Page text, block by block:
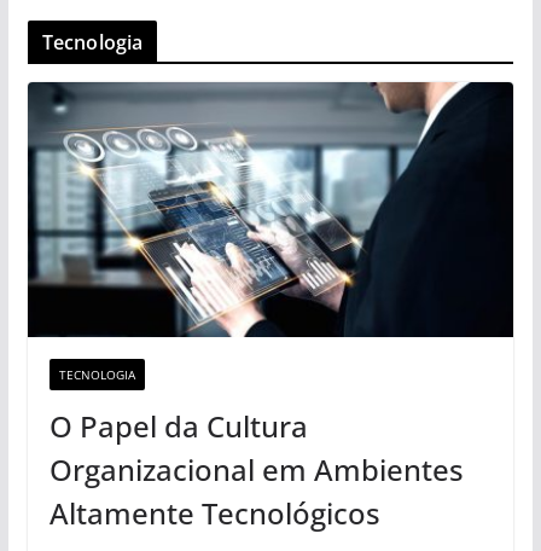
Tecnologia
TECNOLOGIA
O Papel da Cultura
Organizacional em Ambientes
Altamente Tecnológicos